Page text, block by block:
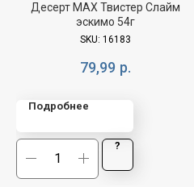
Десерт МАХ Твистер Слайм
эскимо 54г
SKU: 16183
79,99 р.
Подробнее
?